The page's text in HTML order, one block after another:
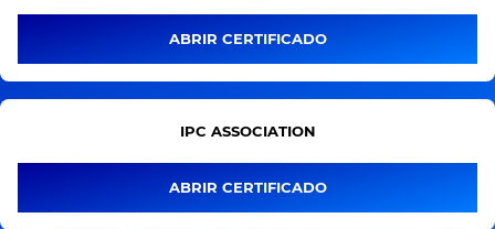
ABRIR CERTIFICADO
IPC ASSOCIATION
ABRIR CERTIFICADO